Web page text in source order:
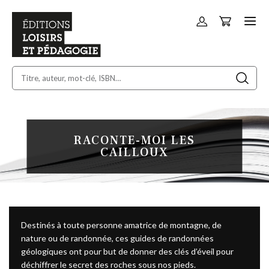
Allez
Panier
RACONTE-MOI LES
CAILLOUX
Destinés à toute personne amatrice de montagne, de
nature ou de randonnée, ces guides de randonnées
géologiques ont pour but de donner des clés d’éveil pour
déchiffrer le secret des roches sous nos pieds.